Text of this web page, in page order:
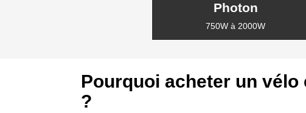
Photon
750W à 2000W
Pourquoi acheter un vélo
?